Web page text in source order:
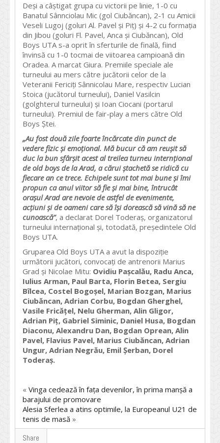
Deși a câștigat grupa cu victorii pe linie, 1-0 cu
Banatul Sânnciolau Mic (gol Ciubăncan), 2-1 cu Amicii
Veseli Lugoj (goluri Al. Pavel și Piț) și 4-2 cu formația
din Jibou (goluri Fl. Pavel, Anca și Ciubăncan), Old
Boys UTA s-a oprit în sferturile de finală, fiind
învinsă cu 1-0 tocmai de viitoarea campioană din
Oradea. A marcat Giura. Premiile speciale ale
turneului au mers către jucătorii celor de la
Veteranii Fericiți Sânnicolau Mare, respectiv Lucian
Stoica (jucătorul turneului), Daniel Vasilcin
(golghterul turneului) și Ioan Ciocani (portarul
turneului). Premiul de fair-play a mers către Old
Boys Ștei.
„Au fost două zile foarte încărcate din punct de
vedere fizic și emoțional. Mă bucur că am reușit să
duc la bun sfârșit acest al treilea turneu internțional
de old boys de la Arad, a cărui ștachetă se ridică cu
fiecare an ce trece. Echipele sunt tot mai bune și îmi
propun ca anul viitor să fie și mai bine, întrucât
orașul Arad are nevoie de astfel de evenimente,
acțiuni și de oameni care să își dorească să vină să ne
cunoască”, a declarat Dorel Toderaș, organizatorul
turneului internațional și, totodată, președintele Old
Boys UTA.
Gruparea Old Boys UTA a avut la dispoziție
următorii jucători, convocați de antrenorii Marius
Grad și Nicolae Mitu: Ovidiu Pașcalău, Radu Anca,
Iulius Arman, Paul Barta, Florin Betea, Sergiu
Bîlcea, Costel Bogoșel, Marian Bozgan, Marius
Ciubăncan, Adrian Corbu, Bogdan Gherghel,
Vasile Fricățel, Nelu Gherman, Alin Gligor,
Adrian Piț, Gabriel Siminic, Daniel Husa, Bogdan
Diaconu, Alexandru Dan, Bogdan Oprean, Alin
Pavel, Flavius Pavel, Marius Ciubăncan, Adrian
Ungur, Adrian Negrău, Emil Șerban, Dorel
Toderaș.
« Vinga cedează în fața devenilor, în prima manșă a
barajului de promovare
Alesia Sferlea a atins optimile, la Europeanul U21 de
tenis de masă »
Share